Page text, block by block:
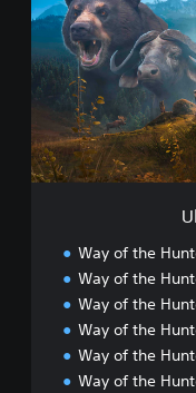
i
m
a
t
d
i
t
Way of the
Way of the
Way of the
Way of the
Way of the
Way of the